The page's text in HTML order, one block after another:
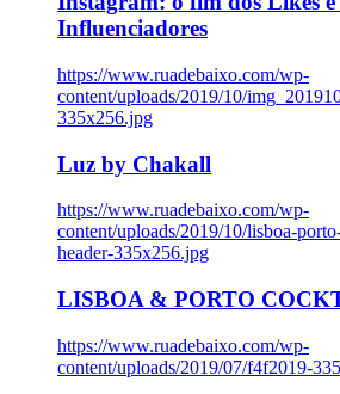
Influenciadores
https://www.ruadebaixo.com/wp-
content/uploads/2019/10/
335x256.jpg
Luz by Chakall
https://www.ruadebaixo.com/wp-
content/uploads/2019/10/lisboa-
header-335x256.jpg
LISBOA & PORTO
https://www.ruadebaixo.com/wp-
content/uploads/2019/07/f4f2019-